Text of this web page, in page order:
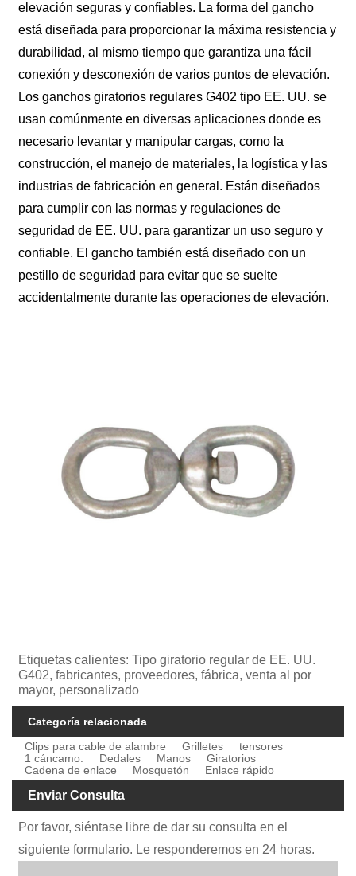
elevación seguras y confiables. La forma del gancho
está diseñada para proporcionar la máxima resistencia y
durabilidad, al mismo tiempo que garantiza una fácil
conexión y desconexión de varios puntos de elevación.
Los ganchos giratorios regulares G402 tipo EE. UU. se
usan comúnmente en diversas aplicaciones donde es
necesario levantar y manipular cargas, como la
construcción, el manejo de materiales, la logística y las
industrias de fabricación en general. Están diseñados
para cumplir con las normas y regulaciones de
seguridad de EE. UU. para garantizar un uso seguro y
confiable. El gancho también está diseñado con un
pestillo de seguridad para evitar que se suelte
accidentalmente durante las operaciones de elevación.
Etiquetas calientes: Tipo giratorio regular de EE. UU.
G402, fabricantes, proveedores, fábrica, venta al por
mayor, personalizado
Categoría relacionada
Clips para cable de alambre
Grilletes
tensores
1 cáncamo.
Dedales Manos
Giratorios
Cadena de enlace
Mosquetón Enlace rápido
Enviar Consulta
Por favor, siéntase libre de dar su consulta en el
siguiente formulario. Le responderemos en 24 horas.